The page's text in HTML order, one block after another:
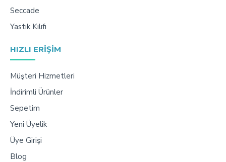
Seccade
Yastık Kılıfı
HIZLI ERIŞIM
Müşteri Hizmetleri
İndirimli Ürünler
Sepetim
Yeni Üyelik
Üye Girişi
Blog